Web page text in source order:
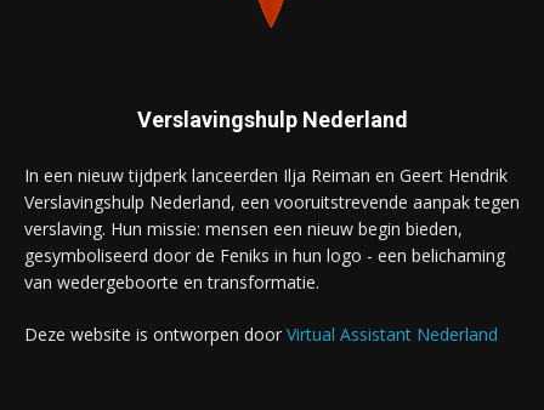
Verslavingshulp Nederland
In een nieuw tijdperk lanceerden Ilja Reiman en Geert Hendrik
Verslavingshulp Nederland, een vooruitstrevende aanpak tegen
verslaving. Hun missie: mensen een nieuw begin bieden,
gesymboliseerd door de Feniks in hun logo - een belichaming
van wedergeboorte en transformatie.
Deze website is ontworpen door Virtual Assistant Nederland